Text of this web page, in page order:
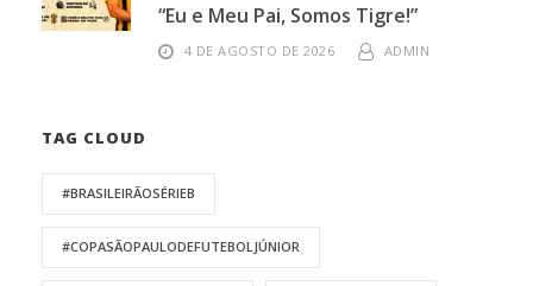
“Eu e Meu Pai, Somos Tigre!”
4 DE AGOSTO DE 2026 ADMIN
TAG CLOUD
#BRASILEIRÃOSÉRIEB
#COPASÃOPAULODEFUTEBOLJÚNIOR